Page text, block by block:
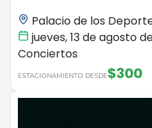
Palacio de los
jueves, 13 de agosto
Conciertos
ESTACIONAMIENTO DESDE$300